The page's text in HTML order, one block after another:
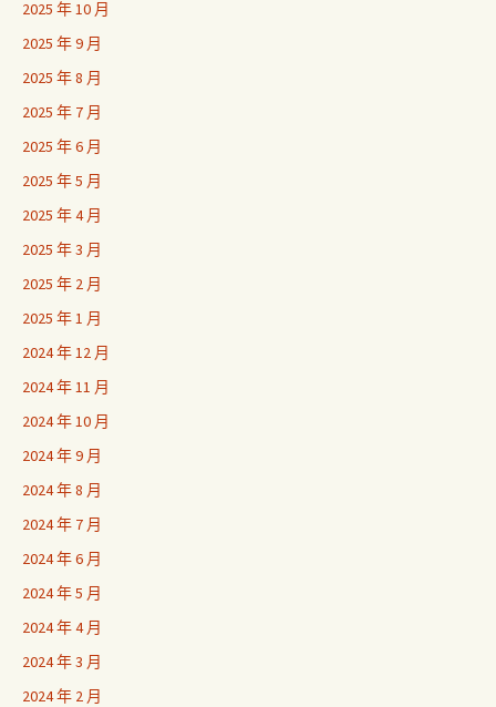
2025 年 10 月
2025 年 9 月
2025 年 8 月
2025 年 7 月
2025 年 6 月
2025 年 5 月
2025 年 4 月
2025 年 3 月
2025 年 2 月
2025 年 1 月
2024 年 12 月
2024 年 11 月
2024 年 10 月
2024 年 9 月
2024 年 8 月
2024 年 7 月
2024 年 6 月
2024 年 5 月
2024 年 4 月
2024 年 3 月
2024 年 2 月